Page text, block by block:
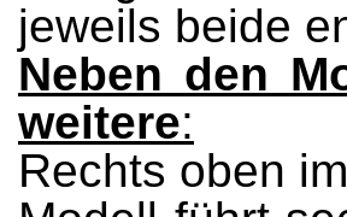
jeweils beide
Neben den
weitere:
Rechts oben